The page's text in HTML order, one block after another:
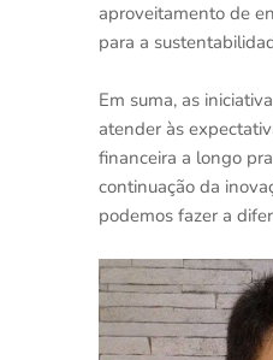
aproveitamento de
para a
Em suma, as
atender às
financeira a longo
continuação da
podemos fazer a